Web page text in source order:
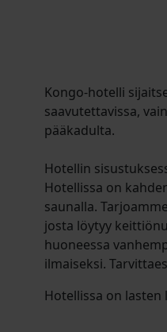
Kongo-hotelli
saavutettavissa,
pääkadulta.
Hotellin
Hotellissa on
saunalla. Tarjoamme
josta löytyy
huoneessa
ilmaiseksi.
Hotellissa on